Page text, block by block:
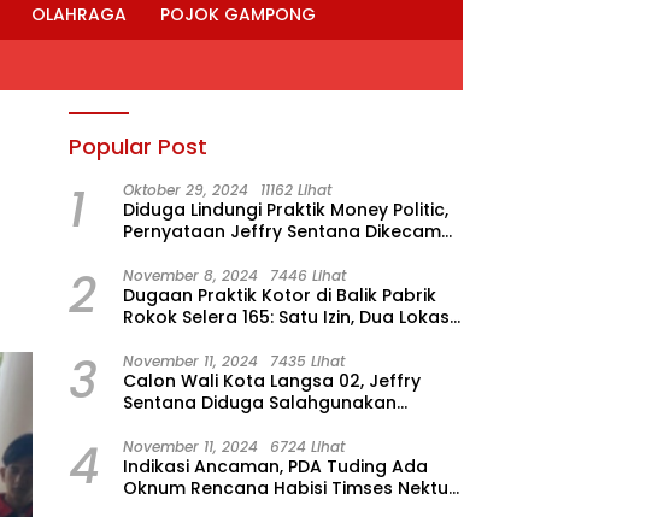
OLAHRAGA POJOK GAMPONG
Popular Post
1 Oktober 29, 2024 11162 Lihat
Diduga Lindungi Praktik Money Politic,
Pernyataan Jeffry Sentana Dikecam
2 November 8, 2024 7446 Lihat
Dugaan Praktik Kotor di Balik Pabrik
Rokok Selera 165: Satu Izin, Dua Lokasi
3 November 11, 2024 7435 Lihat
Calon Wali Kota Langsa 02, Jeffry
Sentana Diduga Salahgunakan
4 November 11, 2024 6724 Lihat
Indikasi Ancaman, PDA Tuding Ada
Oknum Rencana Habisi Timses Nektu-